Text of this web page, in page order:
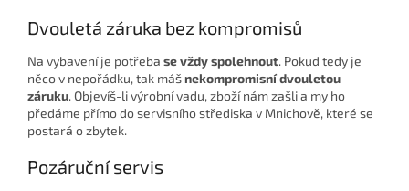
Dvouletá záruka bez kompromisů
Na vybavení je potřeba se vždy spolehnout. Pokud tedy je
něco v nepořádku, tak mášnekompromisní dvouletou
záruku. Objevíš-li výrobní vadu, zboží nám zašli a my ho
předáme přímo do servisního střediska v Mnichově, které se
postará o zbytek.
Pozáruční servis